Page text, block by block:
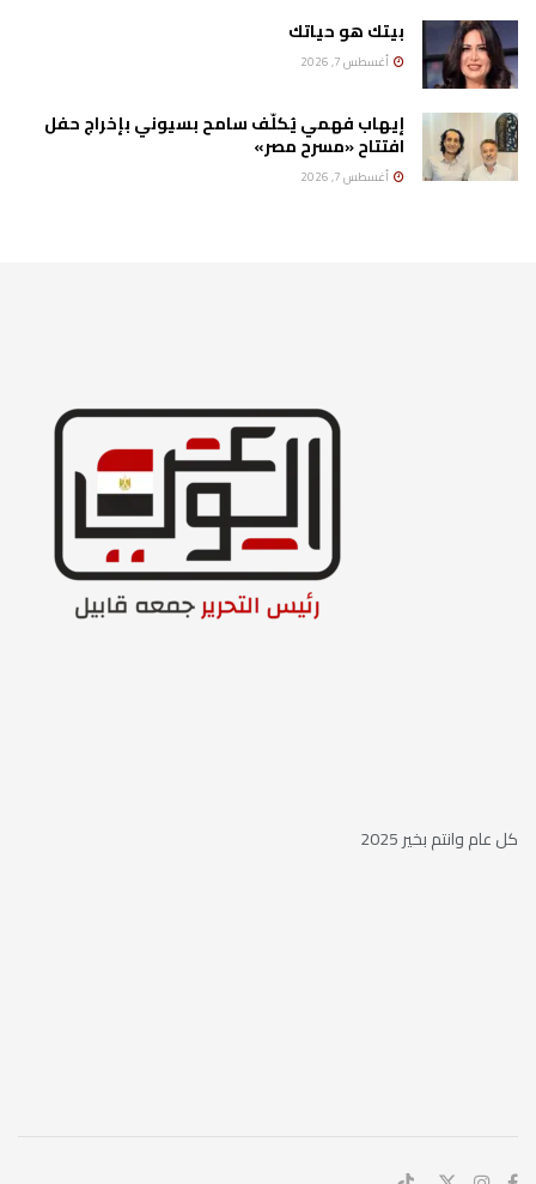
بيتك هو حياتك
أغسطس 7, 2026
إيهاب فهمي يُكلّف سامح بسيوني بإخراج حفل
افتتاح «مسرح مصر»
أغسطس 7, 2026
كل عام وانتم بخير 2025